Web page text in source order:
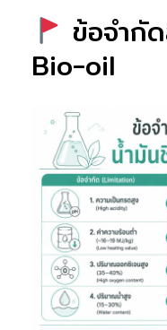
ข้อจำกั
Bio-oil